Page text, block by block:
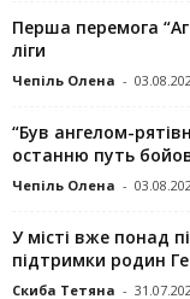
Перша перемога
ліги
Чепіль Олена -
“Був ангелом-
останню путь
Чепіль Олена -
У місті вже понад
підтримки родин
Скиба Тетяна -